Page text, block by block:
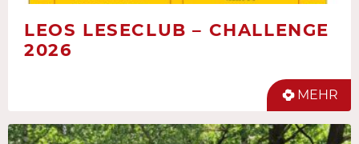
LEOS LESECLUB – CHALLENGE
2026
MEHR